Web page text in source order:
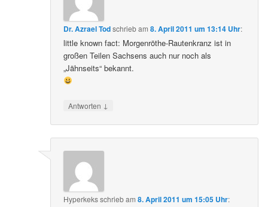
Dr. Azrael Todschriebam8. April 2011 um 13:14 Uhr:
little known fact: Morgenröthe-Rautenkranz ist in
großen Teilen Sachsens auch nur noch als
„Jähnseits“ bekannt.
Antworten ↓
Hyperkeksschriebam8. April 2011 um 15:05 Uhr: